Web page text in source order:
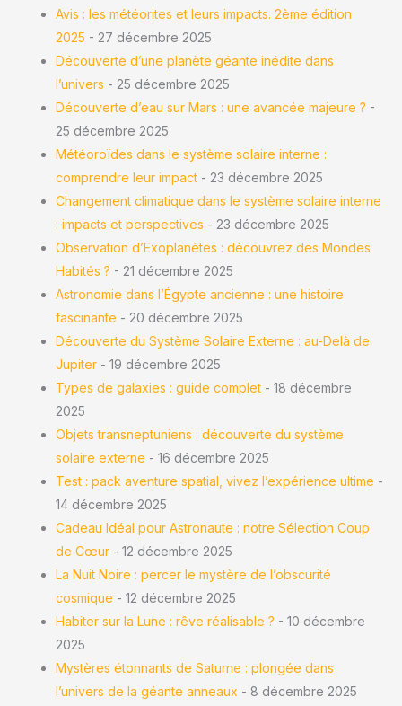
Avis : les météorites et leurs impacts. 2ème édition
2025 - 27 décembre 2025
Découverte d’une planète géante inédite dans
l’univers - 25 décembre 2025
Découverte d’eau sur Mars : une avancée majeure ? -
25 décembre 2025
Météoroïdes dans le système solaire interne :
comprendre leur impact - 23 décembre 2025
Changement climatique dans le système solaire interne
: impacts et perspectives - 23 décembre 2025
Observation d’Exoplanètes : découvrez des Mondes
Habités ? - 21 décembre 2025
Astronomie dans l’Égypte ancienne : une histoire
fascinante - 20 décembre 2025
Découverte du Système Solaire Externe : au-Delà de
Jupiter - 19 décembre 2025
Types de galaxies : guide complet - 18 décembre
2025
Objets transneptuniens : découverte du système
solaire externe - 16 décembre 2025
Test : pack aventure spatial, vivez l’expérience ultime -
14 décembre 2025
Cadeau Idéal pour Astronaute : notre Sélection Coup
de Cœur - 12 décembre 2025
La Nuit Noire : percer le mystère de l’obscurité
cosmique - 12 décembre 2025
Habiter sur la Lune : rêve réalisable ? - 10 décembre
2025
Mystères étonnants de Saturne : plongée dans
l’univers de la géante anneaux - 8 décembre 2025